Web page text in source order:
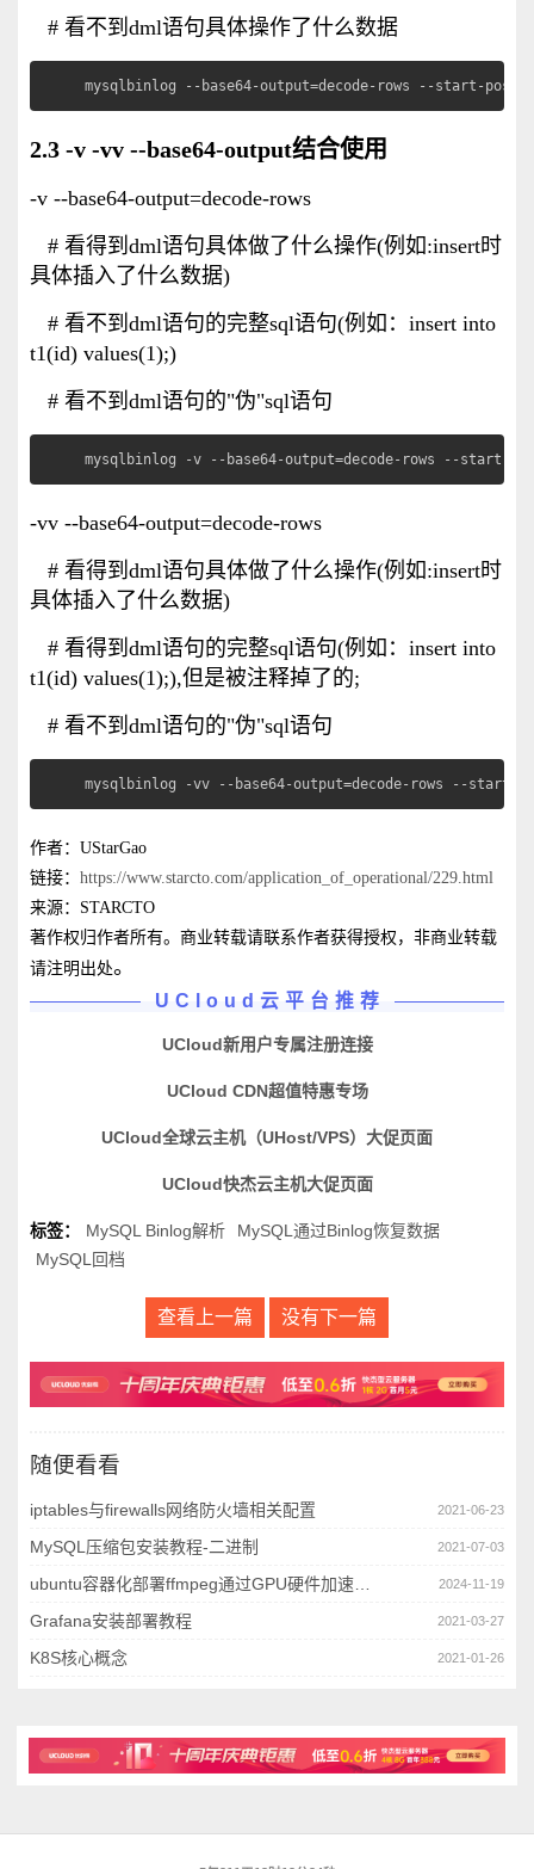
# 看不到dml语句具体操作了什么数据
mysqlbinlog --base64-output=decode-rows --start-
2.3 -v -vv --base64-output结合使用
-v --base64-output=decode-rows
# 看得到dml语句具体做了什么操作(例如:insert时
具体插入了什么数据)
# 看不到dml语句的完整sql语句(例如：insert into
t1(id) values(1);)
# 看不到dml语句的"伪"sql语句
mysqlbinlog -v --base64-output=decode-rows --start-
-vv --base64-output=decode-rows
# 看得到dml语句具体做了什么操作(例如:insert时
具体插入了什么数据)
# 看得到dml语句的完整sql语句(例如：insert into
t1(id) values(1);),但是被注释掉了的;
# 看不到dml语句的"伪"sql语句
mysqlbinlog -vv --base64-output=decode-rows --start-
作者：UStarGao
链接： https://www.starcto.com/application_of_operational/229.html
来源：STARCTO
著作权归作者所有。商业转载请联系作者获得授权，非商业转载
请注明出处。
UCloud云平台推荐
UCloud新用户专属注册连接
UCloud CDN超值特惠专场
UCloud全球云主机（UHost/VPS）大促页面
UCloud快杰云主机大促页面
标签： MySQL Binlog解析
MySQL通过Binlog恢复数据
MySQL回档
查看上一篇 没有下一篇
随便看看
2021-06-23
iptables与firewalls网络防火墙相关配置
2021-07-03
MySQL压缩包安装教程-二进制
2024-11-19
2021-03-27
Grafana安装部署教程
2021-01-26
K8S核心概念